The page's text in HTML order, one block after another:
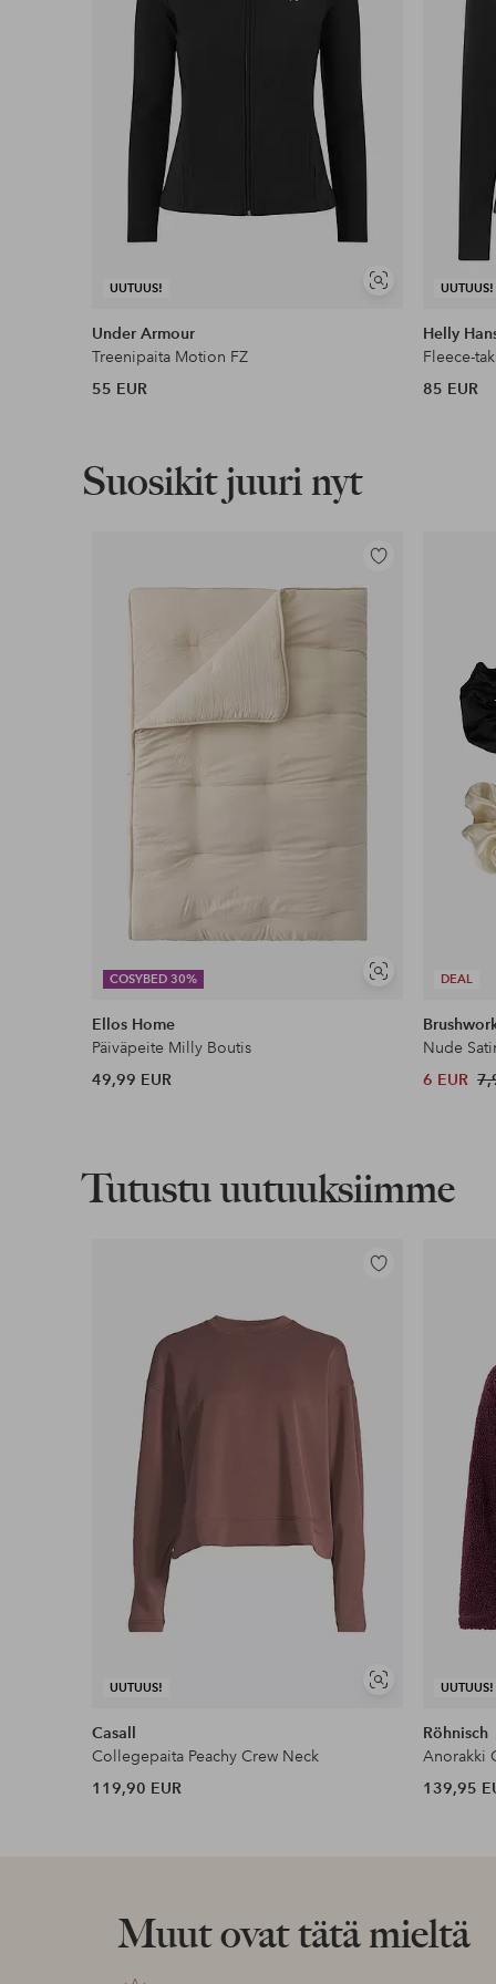
Lue lisää
UUTUUS!
Näytä
Under Armour
Treenipaita Motion FZ
55 EUR
UUTUUS!
Helly
Fleece-
85 EUR
Suosikit juuri nyt
COSYBED 30%
Näytä
Lisää
suosikkeihin
Ellos Home
Päiväpeite Milly Boutis
49,99 EUR
DEAL
Nude
6 EUR
Tutustu uutuuksiimme
UUTUUS!
Näytä
Lisää
Casall
Collegepaita Peachy Crew Neck
119,90 EUR
UUTUUS!
Röhnisch
Anorakki
139,95
Muut ovat tätä mieltä